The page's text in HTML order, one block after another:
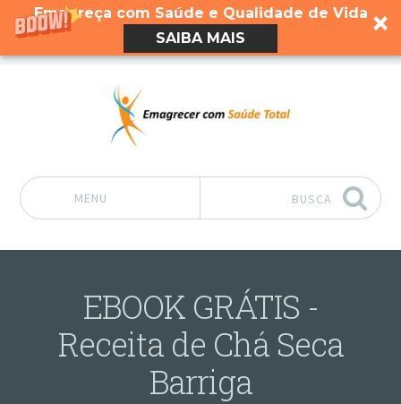
Emagreça com Saúde e Qualidade de Vida
SAIBA MAIS
MENU BUSCA
EBOOK GRÁTIS -
Receita de Chá Seca
Barriga